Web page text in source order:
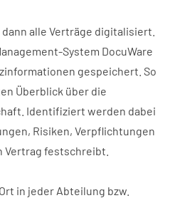
alle Verträge digitalisiert.
System DocuWare
gespeichert. So
Überblick über die
Identifiziert werden dabei
Risiken, Verpflichtungen
Vertrag festschreibt.
in jeder Abteilung bzw.